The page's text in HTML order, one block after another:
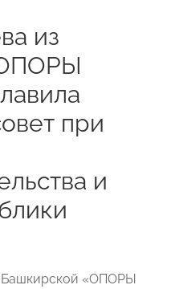
из
при
и
Башкирской «ОПОРЫ